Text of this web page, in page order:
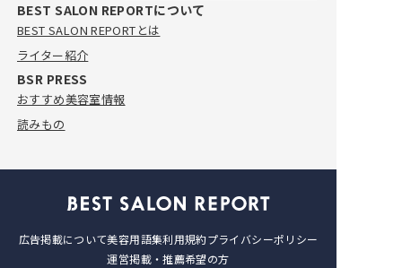
おすすめ美容室情報
【完全取材】池袋でカットが上手
い美容院10選！
BEST SALON REPORTについて
BEST SALON REPORTとは
ライター紹介
BSR PRESS
おすすめ美容室情報
読みもの
広告掲載について美容用語集利用規約プライバシーポリシー
運営掲載・推薦希望の方